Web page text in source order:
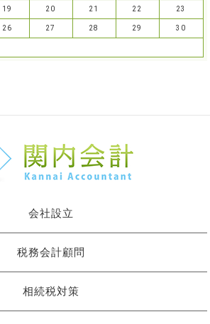
19 20 21 22 23
26 27 28 29 30
会社設立
税務会計顧問
相続税対策